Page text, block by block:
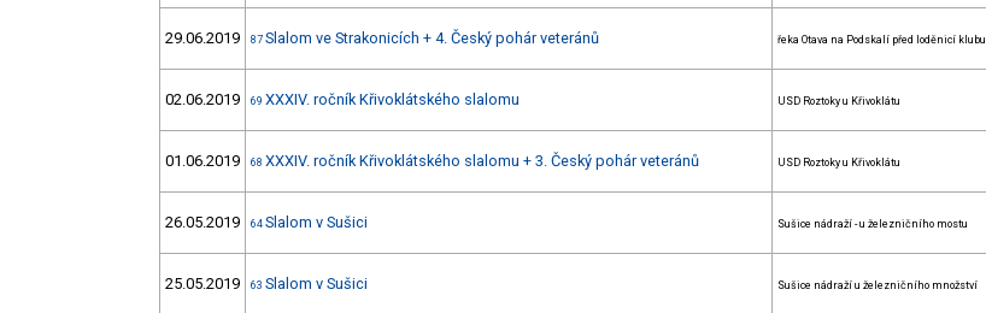
29.06.2019 87 Slalom ve Strakonicích + 4. Český pohár veteránů řeka Otava na Podskalí před loděnicí klubu
02.06.2019 69 XXXIV. ročník Křivoklátského slalomu USD Roztoky u Křivoklátu
01.06.2019 68 XXXIV. ročník Křivoklátského slalomu + 3. Český pohár veteránů USD Roztoky u Křivoklátu
26.05.2019 64 Slalom v Sušici Sušice nádraží - u železničního mostu
25.05.2019 63 Slalom v Sušici Sušice nádraží u železničního množství